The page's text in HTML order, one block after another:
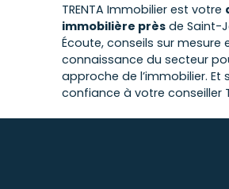
TRENTA Immobilier est votre
immobilière près de Saint-
Écoute, conseils sur mesure
connaissance du secteur
approche de l’immobilier. Et
confiance à votre conseiller